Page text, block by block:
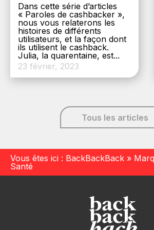
Dans cette série d’articles
« Paroles de cashbacker »,
nous vous relaterons les
histoires de différents
utilisateurs, et la façon dont
ils utilisent le cashback.
Julia, la quarentaine, est...
23 février, 2023
Tous les articles
Vous êtes ici : BackBackBack »
Santé